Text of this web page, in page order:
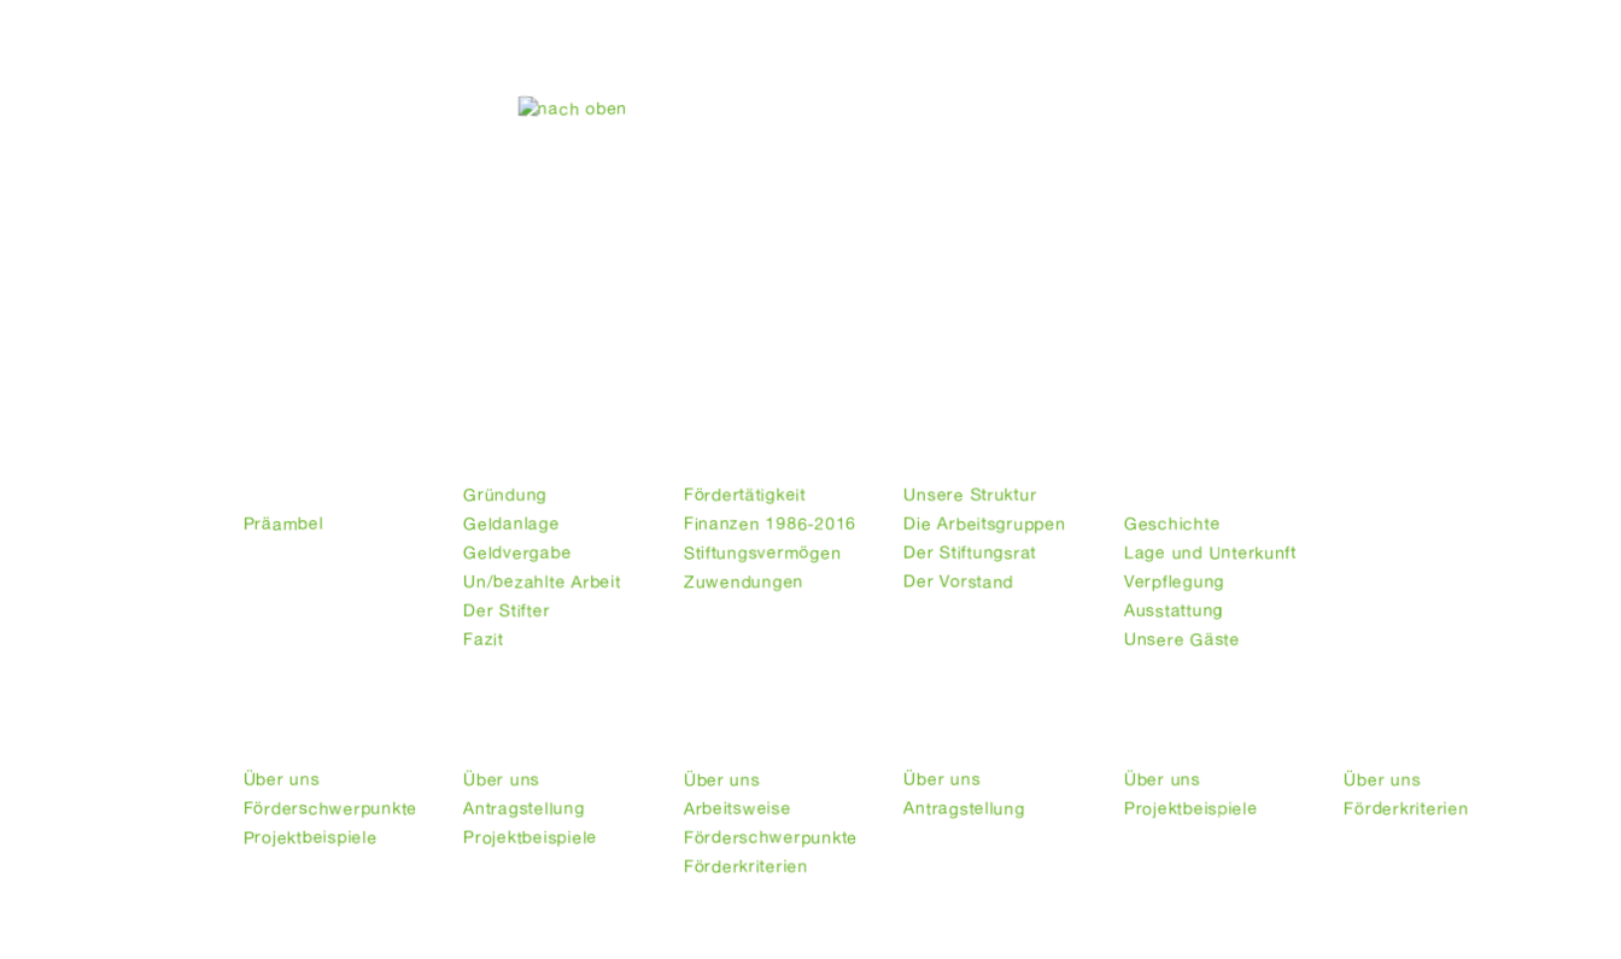
Präambel
Gründung
Geldanlage
Geldvergabe
Un/bezahlte Arbeit
Der Stifter
Fazit
Fördertätigkeit
Finanzen 1986-2016
Stiftungsvermögen
Zuwendungen
Unsere Struktur
Die Arbeitsgruppen
Der Stiftungsrat
Der Vorstand
Geschichte
Lage und Unterkunft
Verpflegung
Ausstattung
Unsere Gäste
Über uns
Förderschwerpunkte
Projektbeispiele
Über uns
Antragstellung
Projektbeispiele
Über uns
Arbeitsweise
Förderschwerpunkte
Förderkriterien
Über uns
Antragstellung
Über uns
Projektbeispiele
Über uns
Förderkriterien